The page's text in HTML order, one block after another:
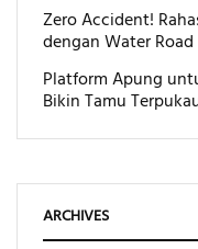
Zero Accident!
dengan Water Road
Platform Apung
Bikin Tamu
ARCHIVES